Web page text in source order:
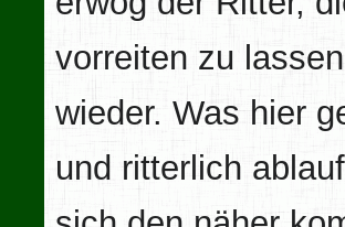
vorreiten zu
wieder. Was hier
und ritterlich